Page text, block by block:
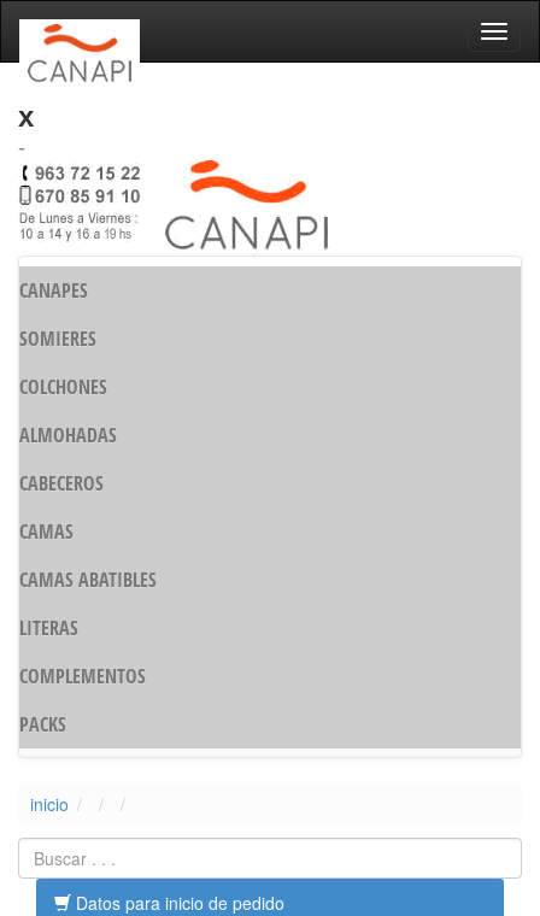
x
-
CANAPES
SOMIERES
COLCHONES
ALMOHADAS
CABECEROS
CAMAS
CAMAS ABATIBLES
LITERAS
COMPLEMENTOS
PACKS
inicio
Datos para inicio de pedido